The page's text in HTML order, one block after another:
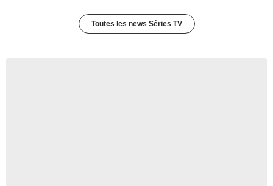
Toutes les news Séries TV